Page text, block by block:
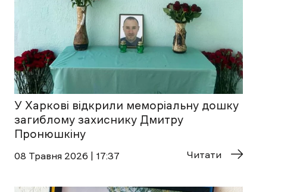
У Харкові відкрили меморіальну дошку
загиблому захиснику Дмитру
Пронюшкіну
08 Травня 2026 | 17:37 Читати